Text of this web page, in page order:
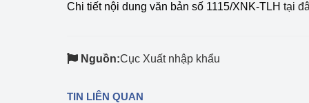
hiệu quả
tạo
Chi tiết nội dung văn bản số 1115/XNK-TLH tại
Nguồn:Cục Xuất nhập khẩu
TIN LIÊN QUAN